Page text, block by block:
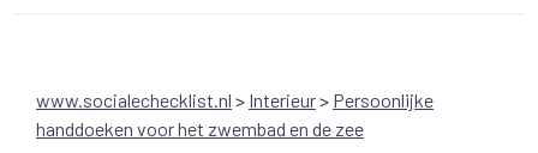
www.socialechecklist.nl > Interieur> Persoonlijke
handdoeken voor het zwembad en de zee